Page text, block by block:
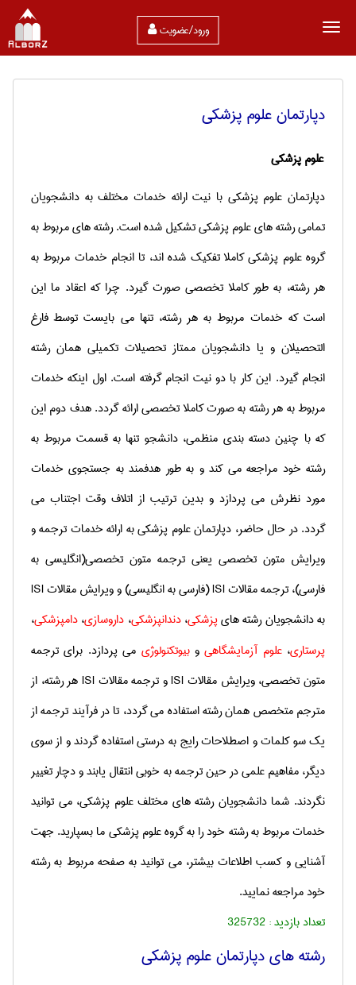
ورود/عضویت
دپارتمان علوم پزشكی
علوم پزشکی
دپارتمان علوم پزشکی با نیت ارائه خدمات مختلف به دانشجویان
تمامی رشته های علوم پزشکی تشكیل شده است. رشته های مربوط به
گروه علوم پزشکی كاملا تفكیك شده اند، تا انجام خدمات مربوط به
هر رشته، به طور كاملا تخصصی صورت گیرد. چرا كه اعقاد ما این
است كه خدمات مربوط به هر رشته، تنها می بایست توسط فارغ
التحصیلان و یا دانشجویان ممتاز تحصیلات تکمیلی همان رشته
انجام گیرد. این كار با دو نیت انجام گرفته است. اول اینکه خدمات
مربوط به هر رشته به صورت كاملا تخصصی ارائه گردد. هدف دوم این
كه با چنین دسته بندی منظمی، دانشجو تنها به قسمت مربوط به
رشته خود مراجعه می كند و به طور هدفمند به جستجوی خدمات
مورد نظرش می پردازد و بدین ترتیب از اتلاف وقت اجتناب می
گردد. در حال حاضر، دپارتمان علوم پزشکی به ارائه خدمات ترجمه و
ویرایش متون تخصصی یعنی ترجمه متون تخصصی(انگلیسی به
فارسی)، ترجمه مقالاتISI(فارسی به انگلیسی) و ویرایش مقالاتISI
به دانشجویان رشته هایپزشکی،دندانپزشکی، داروسازی،دامپزشکی،
پرستاری،علوم آزمایشگاهیو بیوتکنولوژی می پردازد. برای ترجمه
متون تخصصی، ویرایش مقالاتISIو ترجمه مقالاتISIهر رشته، از
مترجم متخصص همان رشته استفاده می گردد، تا در فرآیند ترجمه از
یک سو كلمات و اصطلاحات رایج به درستی استفاده گردند و از سوی
دیگر، مفاهیم علمی در حین ترجمه به خوبی انتقال یابند و دچار تغییر
نگردند. شما دانشجویان رشته های مختلف علوم پزشکی، می توانید
خدمات مربوط به رشته خود را به گروه علوم پزشکی ما بسپارید. جهت
آشنایی و کسب اطلاعات بیشتر، می توانید به صفحه مربوط به رشته
خود مراجعه نمایید.
تعداد بازدید :325732
رشته های دپارتمان علوم پزشكی